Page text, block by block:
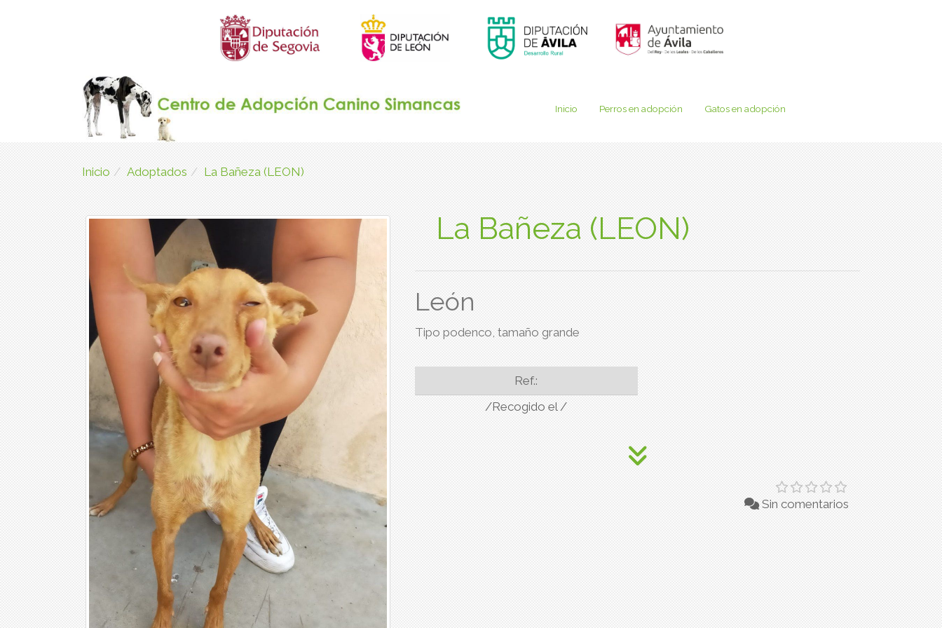
Inicio Perros en adopción Gatos en adopción
Inicio Adoptados La Bañeza (LEON)
La Bañeza (LEON)
León
Tipo podenco, tamaño grande
Ref.:
/Recogido el /
Sin comentarios